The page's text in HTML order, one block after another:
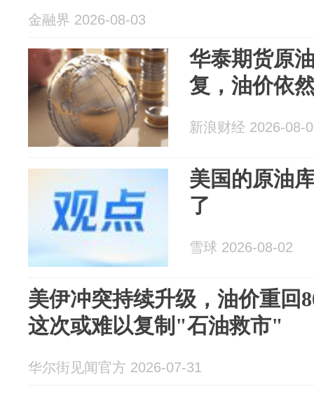
金融界 2026-08-03
华泰期货原
复，油价依
新浪财经 2026-08-
美国的原油
了
雪球 2026-08-02
美伊冲突持续升级，油价重回
这次或难以复制"石油救市"
华尔街见闻官方 2026-07-31